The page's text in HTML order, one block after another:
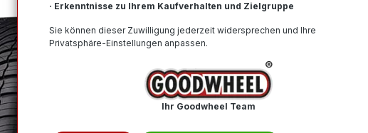
136,18
Preise inkl.
Nicht
· Erkenntnisse zu Ihrem Kaufverhalten und Zielgruppe
Sie können dieser Zuwilligung jederzeit widersprechen und Ihre
Privatsphäre-Einstellungen anpassen.
Ihr Goodwheel Team